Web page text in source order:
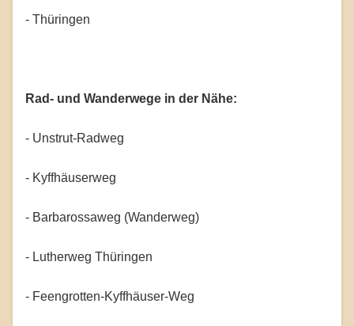
- Thüringen
Rad- und Wanderwege in der Nähe:
- Unstrut-Radweg
- Kyffhäuserweg
- Barbarossaweg (Wanderweg)
- Lutherweg Thüringen
- Feengrotten-Kyffhäuser-Weg